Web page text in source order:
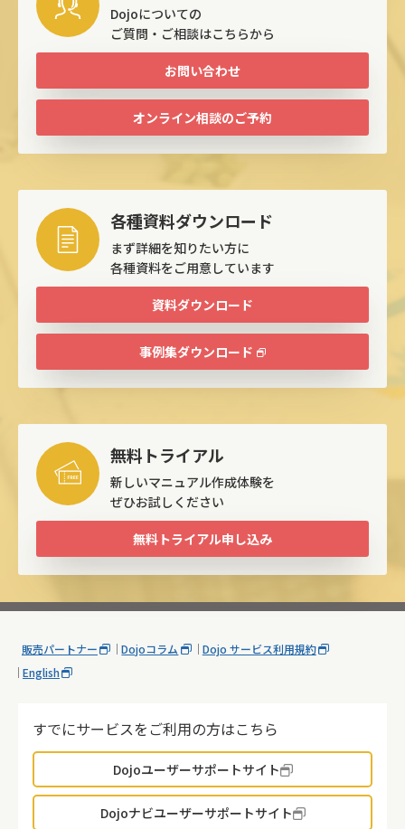
Dojoについての
ご質問・ご相談はこちらから
お問い合わせ
オンライン相談のご予約
各種資料ダウンロード
まず詳細を知りたい方に
各種資料をご用意しています
資料ダウンロード
事例集ダウンロード
無料トライアル
新しいマニュアル作成体験を
ぜひお試しください
無料トライアル申し込み
販売パートナー Dojoコラム
Dojo サービス利用規約
English
すでにサービスをご利用の方はこちら
Dojoユーザーサポートサイト
Dojoナビユーザーサポートサイト